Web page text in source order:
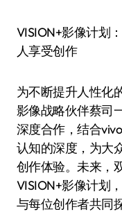
VISION+影像计划
人享受创作
为不断提升人性化
影像战略伙伴蔡司
深度合作，结合
认知的深度，为大
创作体验。未来，
VISION+影像计划
与每位创作者共同